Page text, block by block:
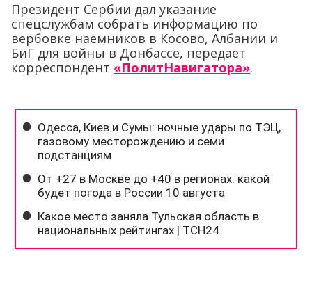
Президент Сербии дал указание
спецслужбам собрать информацию по
вербовке наемников в Косово, Албании и
БиГ для войны в Донбассе, передает
корреспондент «ПолитНавигатора».